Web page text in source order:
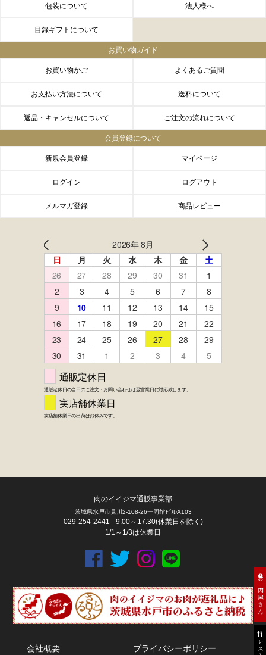
お肉屋さん
包装について 法人様へ
目録ギフトについて
お買い物ガイド
お買い物かご よくあるご質問
お支払い方法について 送料について
返品・キャンセルについて ご注文の流れについて
会員登録について
新規会員登録 マイページ
ログイン ログアウト
メルマガ登録 商品レビュー
肉のイイジマ通販事業部
茨城県水戸市見川2-108-26一周館ビルA103
029-254-2441
9:00～17:30(休業日を除く)
1/1～1/3は休業日
会社概要 プライバシーポリシー